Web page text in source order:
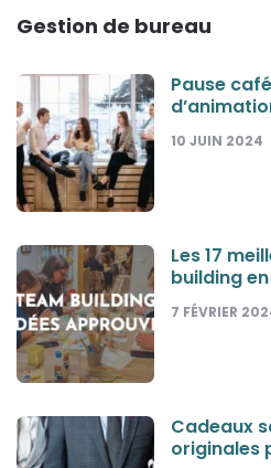
Gestion de bureau
Pause
10 JUIN 2024
Les 17
building
7 FÉVRIER
Cadeaux
originales